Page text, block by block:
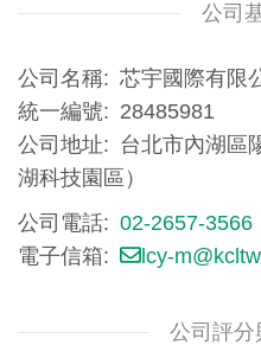
公司
公司名稱
芯宇國際有限
統一編號
28485981
公司地址
台北市內湖區
湖科技園區）
公司電話
02-2657-3566
電子信箱
lcy-
公司評分